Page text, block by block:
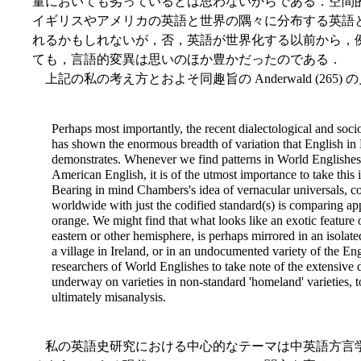
イギリスやアメリカの英語と世界の隅々に分布する英
れるかもしれないが，否，英語が世界化する以前から
ても，言語的変異は思いのほか豊かだったのである．
上記の私の考え方とおよそ同趣旨の Anderwald (265)
Perhaps most importantly, the recent dialectological and
has shown the enormous breadth of variation that English
demonstrates. Whenever we find patterns in World
American English, it is of the utmost importance to take
Bearing in mind Chambers's idea of vernacular universals,
worldwide with just the codified standard(s) is comparing
orange. We might find that what looks like an exotic
eastern or other hemisphere, is perhaps mirrored in an
a village in Ireland, or in an undocumented variety of the
researchers of World Englishes to take note of the
underway on varieties in non-standard 'homeland' varieties,
ultimately misanalysis.
私の英語史研究における中心的なテーマは中英語方言